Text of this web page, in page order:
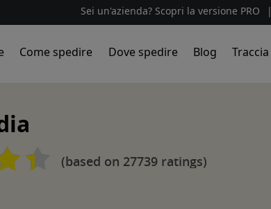
Sei un'azienda? Scopri la versione PRO |
Come spedire Dove spedire Blog Traccia
(based on 27739 ratings)